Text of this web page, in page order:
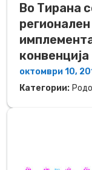
Во Тирана
конвенција
октомври 10,
Категории: